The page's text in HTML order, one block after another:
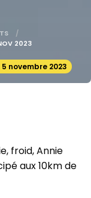
2023
5 novembre 2023
froid, Annie
aux 10km de